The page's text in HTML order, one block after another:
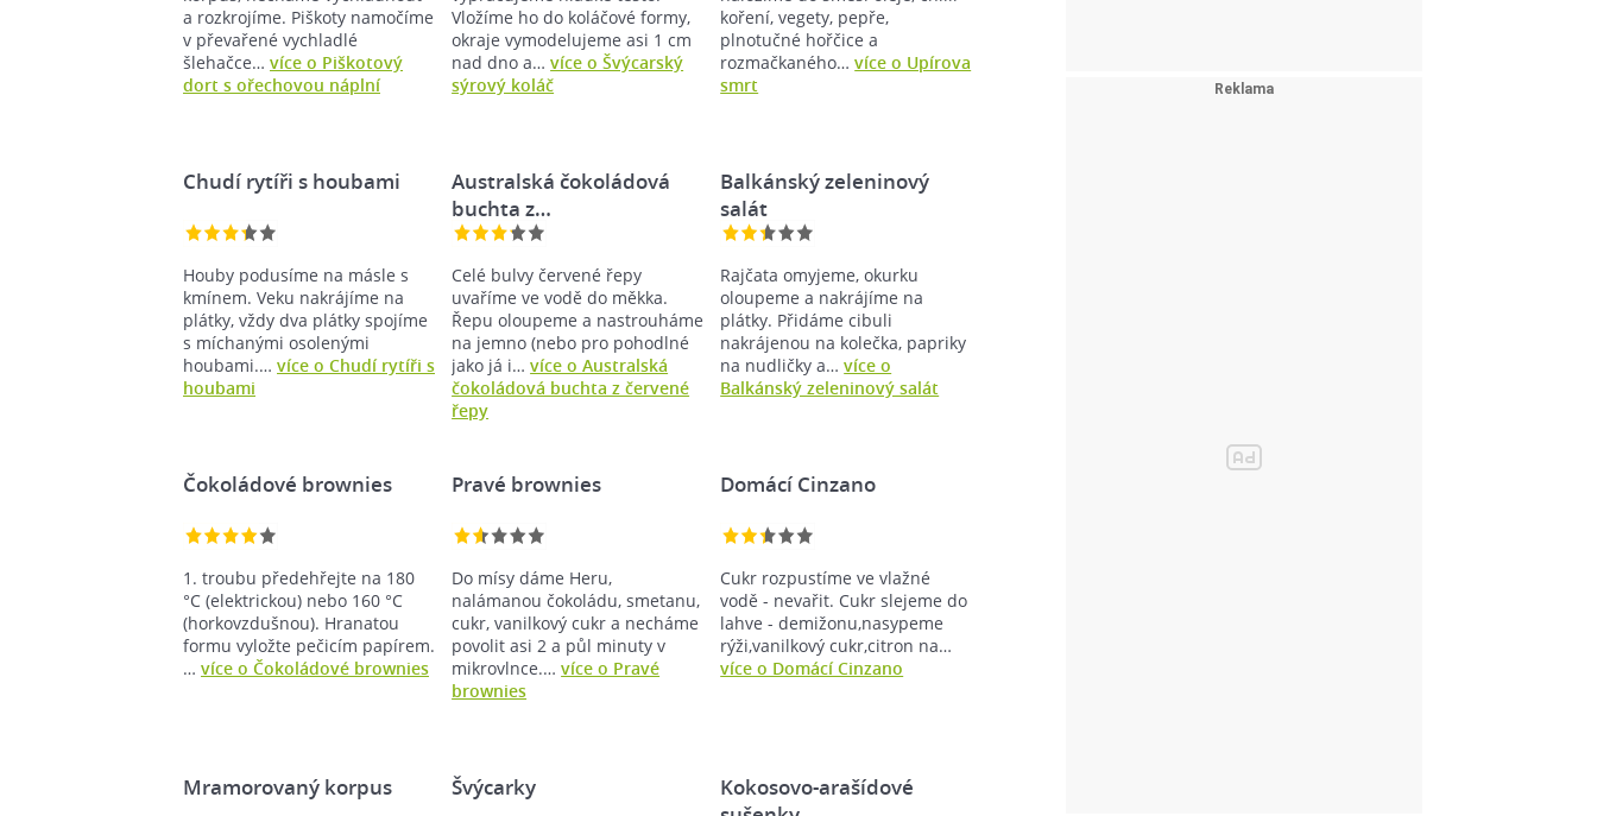
a rozkrojíme. Piškoty namočíme
v převařené vychladlé
šlehačce… více o Piškotový
dort s ořechovou náplní
Vložíme ho do koláčové formy,
okraje vymodelujeme asi 1 cm
nad dno a…více o Švýcarský
sýrový koláč
koření, vegety, pepře,
plnotučné hořčice a
rozmačkaného…více o Upírova
smrt
Chudí rytíři s houbami
Houby podusíme na másle s
kmínem. Veku nakrájíme na
plátky, vždy dva plátky spojíme
s míchanými osolenými
houbami.… více o Chudí rytíři s
houbami
Australská čokoládová
buchta z…
Celé bulvy červené řepy
uvaříme ve vodě do měkka.
Řepu oloupeme a nastrouháme
na jemno (nebo pro pohodlné
jako já i…více o Australská
čokoládová buchta z červené
řepy
Balkánský zeleninový
salát
Rajčata omyjeme, okurku
oloupeme a nakrájíme na
plátky. Přidáme cibuli
nakrájenou na kolečka, papriky
na nudličky a…více o
Balkánský zeleninový salát
Čokoládové brownies
1. troubu předehřejte na 180
°C (elektrickou) nebo 160 °C
(horkovzdušnou). Hranatou
formu vyložte pečicím papírem.
… více o Čokoládové brownies
Pravé brownies
Do mísy dáme Heru,
nalámanou čokoládu, smetanu,
cukr, vanilkový cukr a necháme
povolit asi 2 a půl minuty v
mikrovlnce.…více o Pravé
brownies
Domácí Cinzano
Cukr rozpustíme ve vlažné
vodě - nevařit. Cukr slejeme do
lahve - demižonu,nasypeme
rýži,vanilkový cukr,citron na…
více o Domácí Cinzano
Mramorovaný korpus Švýcarky
Kokosovo-arašídové